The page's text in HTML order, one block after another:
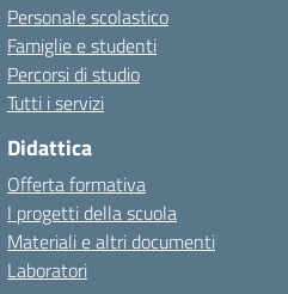
Personale scolastico
Famiglie e studenti
Percorsi di studio
Tutti i servizi
Didattica
Offerta formativa
I progetti della scuola
Materiali e altri documenti
Laboratori